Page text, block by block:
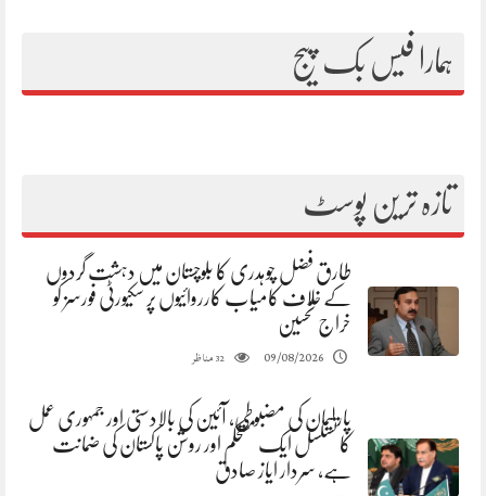
ہمارا فیس بک پیج
تازہ ترین پوسٹ
طارق فضل چوہدری کا بلوچستان میں دہشت گردوں
کے خلاف کامیاب کارروائیوں پر سکیورٹی فورسز کو
خراج تحسین
09/08/2026
32مناظر
پارلیمان کی مضبوطی، آئین کی بالادستی اور جمہوری عمل
کا تسلسل ایک مستحکم اور روشن پاکستان کی ضمانت
ہے، سردار ایاز صادق